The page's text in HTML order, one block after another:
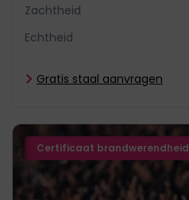
Zachtheid
Echtheid
Gratis staal aanvragen
Certificaat brandwerendheid